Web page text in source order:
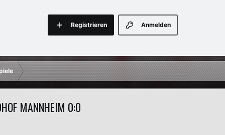
Anmelden
Registrieren
MANNHEIM 0:0